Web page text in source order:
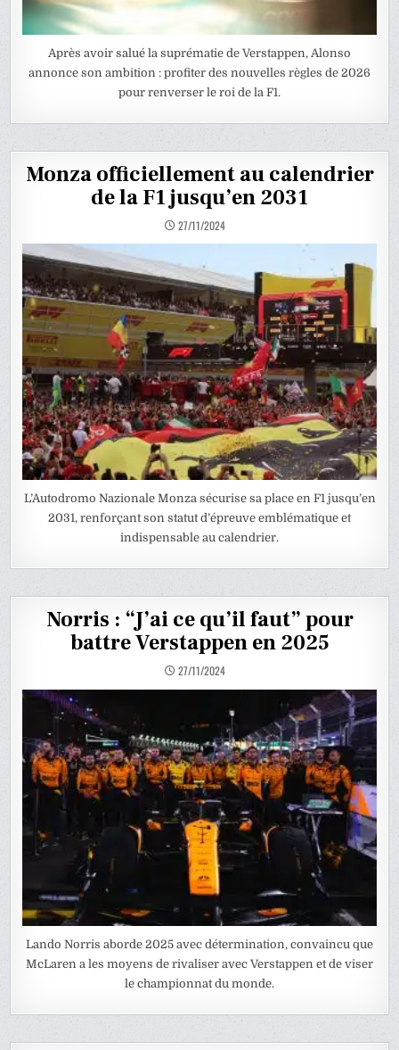
Après avoir salué la suprématie de Verstappen, Alonso
annonce son ambition : profiter des nouvelles règles de 2026
pour renverser le roi de la F1.
Monza officiellement au calendrier
de la F1 jusqu’en 2031
27/11/2024
L’Autodromo Nazionale Monza sécurise sa place en F1 jusqu’en
2031, renforçant son statut d’épreuve emblématique et
indispensable au calendrier.
Norris : “J’ai ce qu’il faut” pour
battre Verstappen en 2025
27/11/2024
Lando Norris aborde 2025 avec détermination, convaincu que
McLaren a les moyens de rivaliser avec Verstappen et de viser
le championnat du monde.